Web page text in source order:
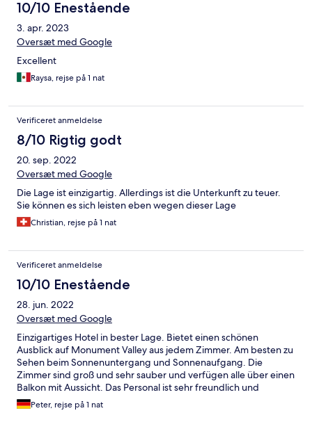
10/10 Enestående
3. apr. 2023
Oversæt med Google
Excellent
Raysa, rejse på 1 nat
Verificeret anmeldelse
8/10 Rigtig godt
20. sep. 2022
Oversæt med Google
Die Lage ist einzigartig. Allerdings ist die Unterkunft zu teuer.
Sie können es sich leisten eben wegen dieser Lage
Christian, rejse på 1 nat
Verificeret anmeldelse
10/10 Enestående
28. jun. 2022
Oversæt med Google
Einzigartiges Hotel in bester Lage. Bietet einen schönen
Ausblick auf Monument Valley aus jedem Zimmer. Am besten zu
Sehen beim Sonnenuntergang und Sonnenaufgang. Die
Zimmer sind groß und sehr sauber und verfügen alle über einen
Balkon mit Aussicht. Das Personal ist sehr freundlich und
Hilfsbereit. Die Unterkunft ist sehr sicher und wird nachts vom
Sicherheitsdienst bewacht. Vor Ort ist ein Restaurant und ein
Peter, rejse på 1 nat